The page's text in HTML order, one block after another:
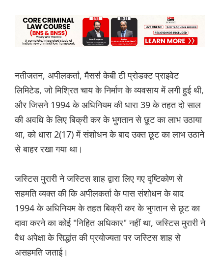
नतीजतन, अपीलकर्ता, मैसर्स केबी टी प्रोडक्ट प्राइवेट
लिमिटेड, जो मिश्रित चाय के निर्माण के व्यवसाय में लगी हुई थी,
और जिसने 1994 के अधिनियम की धारा 39 के तहत दो साल
की अवधि के लिए बिक्री कर के भुगतान से छूट का लाभ उठाया
था, को धारा 2(17) में संशोधन के बाद उक्त छूट का लाभ उठाने
से बाहर रखा गया था।
जस्टिस मुरारी ने जस्टिस शाह द्वारा लिए गए दृष्टिकोण से
सहमति व्यक्त की कि अपीलकर्ता के पास संशोधन के बाद
1994 के अधिनियम के तहत बिक्री कर के भुगतान से छूट का
दावा करने का कोई "निहित अधिकार" नहीं था, जस्टिस मुरारी ने
वैध अपेक्षा के सिद्धांत की प्रयोज्यता पर जस्टिस शाह से
असहमति जताई।